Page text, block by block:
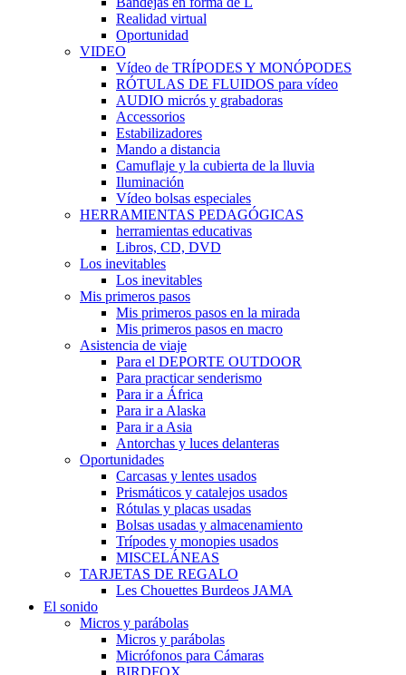
Realidad virtual
Oportunidad
VIDEO
Vídeo de TRÍPODES Y MONÓPODES
RÓTULAS DE FLUIDOS para vídeo
AUDIO micrós y grabadoras
Accessorios
Estabilizadores
Mando a distancia
Camuflaje y la cubierta de la lluvia
Iluminación
Vídeo bolsas especiales
HERRAMIENTAS PEDAGÓGICAS
herramientas educativas
Libros, CD, DVD
Los inevitables
Los inevitables
Mis primeros pasos
Mis primeros pasos en la mirada
Mis primeros pasos en macro
Asistencia de viaje
Para el DEPORTE OUTDOOR
Para practicar senderismo
Para ir a África
Para ir a Alaska
Para ir a Asia
Antorchas y luces delanteras
Oportunidades
Carcasas y lentes usados
Prismáticos y catalejos usados
Rótulas y placas usadas
Bolsas usadas y almacenamiento
Trípodes y monopies usados
MISCELÁNEAS
TARJETAS DE REGALO
Les Chouettes Burdeos JAMA
El sonido
Micros y parábolas
Micros y parábolas
Micrófonos para Cámaras
BIRDFOX